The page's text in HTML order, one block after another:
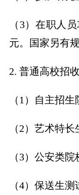
（3）在职人
元。国家另有
2. 普通高校招
（1）自主招
（2）艺术特
（3）公安类
（4）保送生测